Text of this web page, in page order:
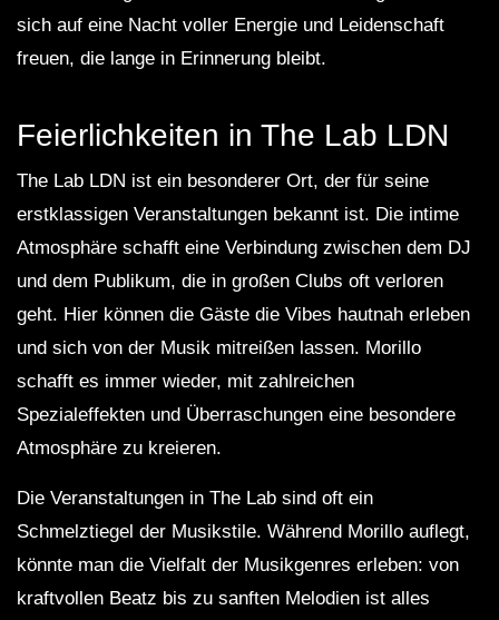
sich auf eine Nacht voller Energie und Leidenschaft
freuen, die lange in Erinnerung bleibt.
Feierlichkeiten in The Lab LDN
The Lab LDN ist ein besonderer Ort, der für seine
erstklassigen Veranstaltungen bekannt ist. Die intime
Atmosphäre schafft eine Verbindung zwischen dem DJ
und dem Publikum, die in großen Clubs oft verloren
geht. Hier können die Gäste die Vibes hautnah erleben
und sich von der Musik mitreißen lassen. Morillo
schafft es immer wieder, mit zahlreichen
Spezialeffekten und Überraschungen eine besondere
Atmosphäre zu kreieren.
Die Veranstaltungen in The Lab sind oft ein
Schmelztiegel der Musikstile. Während Morillo auflegt,
könnte man die Vielfalt der Musikgenres erleben: von
kraftvollen Beatz bis zu sanften Melodien ist alles